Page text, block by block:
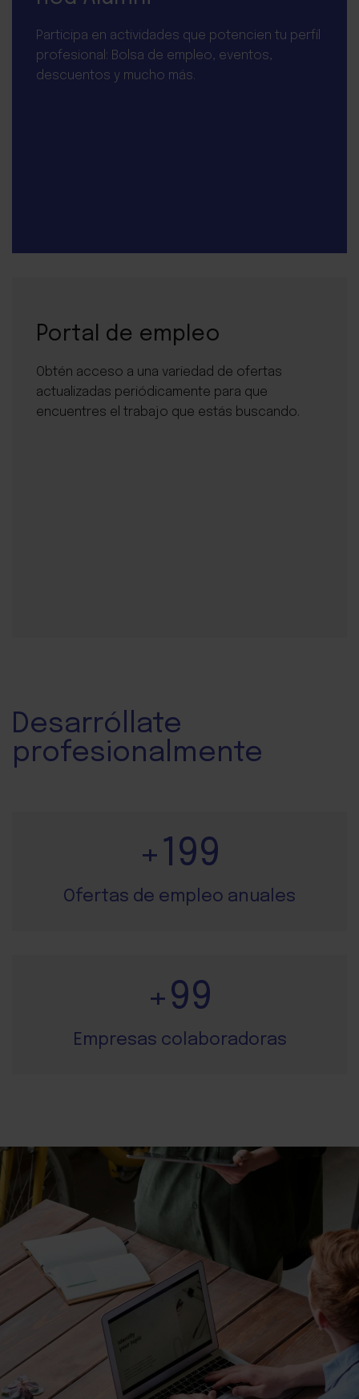
Participa en actividades que potencien tu perfil
profesional: Bolsa de empleo, eventos,
descuentos y mucho más.
Portal de empleo
Obtén acceso a una variedad de ofertas
actualizadas periódicamente para que
encuentres el trabajo que estás buscando.
Desarróllate
profesionalmente
+200
Ofertas de empleo anuales
+100
Empresas colaboradoras